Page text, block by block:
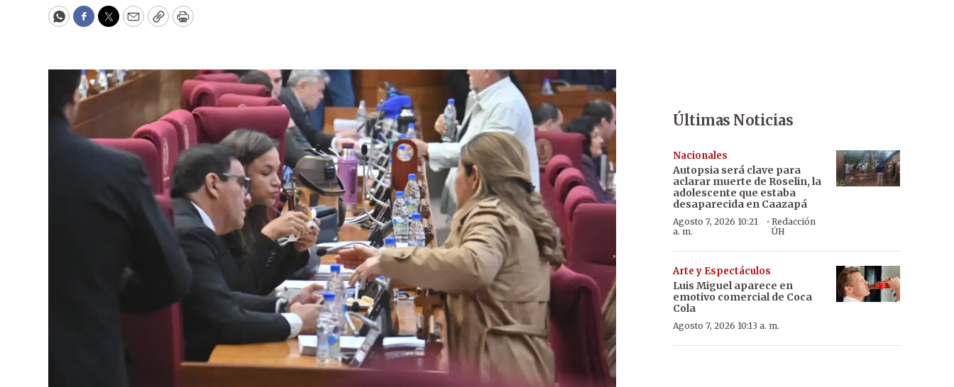
WhatsApp
Facebook
Twitter
EmailCopyPrint
Últimas Noticias
Nacionales
Autopsia será clave para
aclarar muerte de Roselin, la
adolescente que estaba
desaparecida en Caazapá
Agosto 7, 2026 10:21
a. m.
· Redacción
ÚH
Arte y Espectáculos
Luis Miguel aparece en
emotivo comercial de Coca
Cola
Agosto 7, 2026 10:13 a. m.